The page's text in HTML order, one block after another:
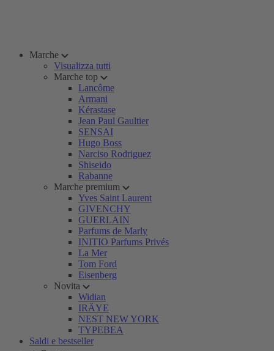
Marche
Visualizza tutti
Marche top
Lancôme
Armani
Kérastase
Jean Paul Gaultier
SENSAI
Hugo Boss
Narciso Rodriguez
Shiseido
Rabanne
Marche premium
Yves Saint Laurent
GIVENCHY
GUERLAIN
Parfums de Marly
INITIO Parfums Privés
La Mer
Tom Ford
Eisenberg
Novita
Widian
IRÄYE
NEST NEW YORK
TYPEBEA
Saldi e bestseller